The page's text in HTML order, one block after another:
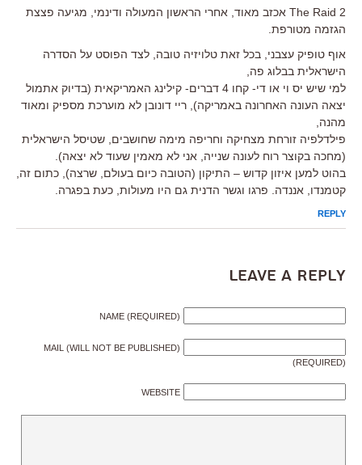
The Raid 2 אכזב מאוד, אחרי הראשון המעולה ודינמי, מגיעה פצצת
הגזמה מטורפת.
אוף טופיק עצבני, בכל זאת טלויזיה טובה, לצד הפוסט על הסדרה
הישראלית בבלוג פה,
למי שיש יס וי או די- קחו 4 דברים- קילינג האמריקאית (בדיוק אתמול
יצאה העונה האחרונה באמריקה), ריי דונובן לא מוערכת מספיק ומאוד
מהנה,
פילדלפיה זורחת מצחיקה וחריפה מימה שחושבים, שטיסל הישראלית
(מחכה בקוצר רוח לעונה שנייה, אני לא מאמין שעוד לא יצאה).
בהוט למען איזון קדוש – התיקון (הטובה כיום בעולם, שרצה), כתום זה,
קטמנדו, אננדה. פרגו וגשר הדנית גם היו מעולות, כעת בפגרה.
REPLY
Leave a Reply
NAME (REQUIRED)
MAIL (WILL NOT BE PUBLISHED)
(REQUIRED)
WEBSITE